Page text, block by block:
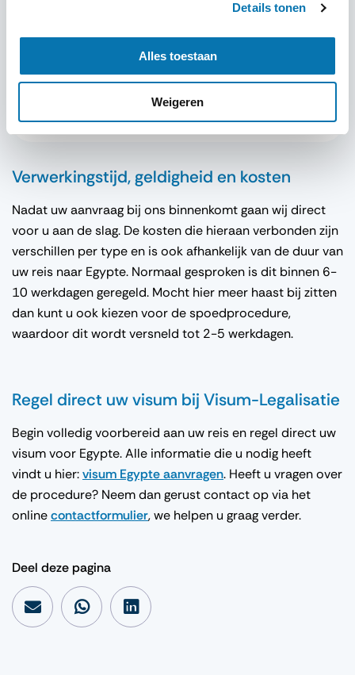
Details tonen
Alles toestaan
Weigeren
Visum aanvragen
Verwerkingstijd, geldigheid en kosten
Nadat uw aanvraag bij ons binnenkomt gaan wij direct
voor u aan de slag. De kosten die hieraan verbonden zijn
verschillen per type en is ook afhankelijk van de duur van
uw reis naar Egypte. Normaal gesproken is dit binnen 6-
10 werkdagen geregeld. Mocht hier meer haast bij zitten
dan kunt u ook kiezen voor de spoedprocedure,
waardoor dit wordt versneld tot 2-5 werkdagen.
Regel direct uw visum bij Visum-Legalisatie
Begin volledig voorbereid aan uw reis en regel direct uw
visum voor Egypte. Alle informatie die u nodig heeft
vindt u hier:visum Egypte aanvragen. Heeft u vragen over
de procedure? Neem dan gerust contact op via het
onlinecontactformulier, we helpen u graag verder.
Deel deze pagina